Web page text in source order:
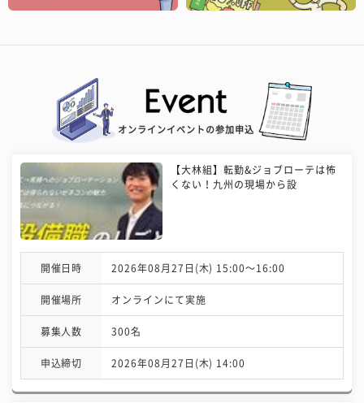
オンラインイベントの参加申込
【大林組】転勤&ジョブローテは怖
くない！九州の現場から設
開催日時 2026年08月27日(木) 15:00〜16:00
開催場所 オンラインにて実施
募集人数 300名
申込締切 2026年08月27日(木) 14:00